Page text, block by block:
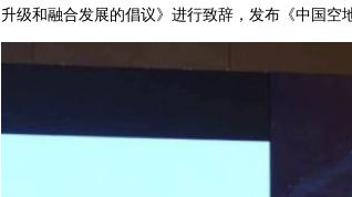
升级和融合发展的倡议》进行致辞，发布《中国空